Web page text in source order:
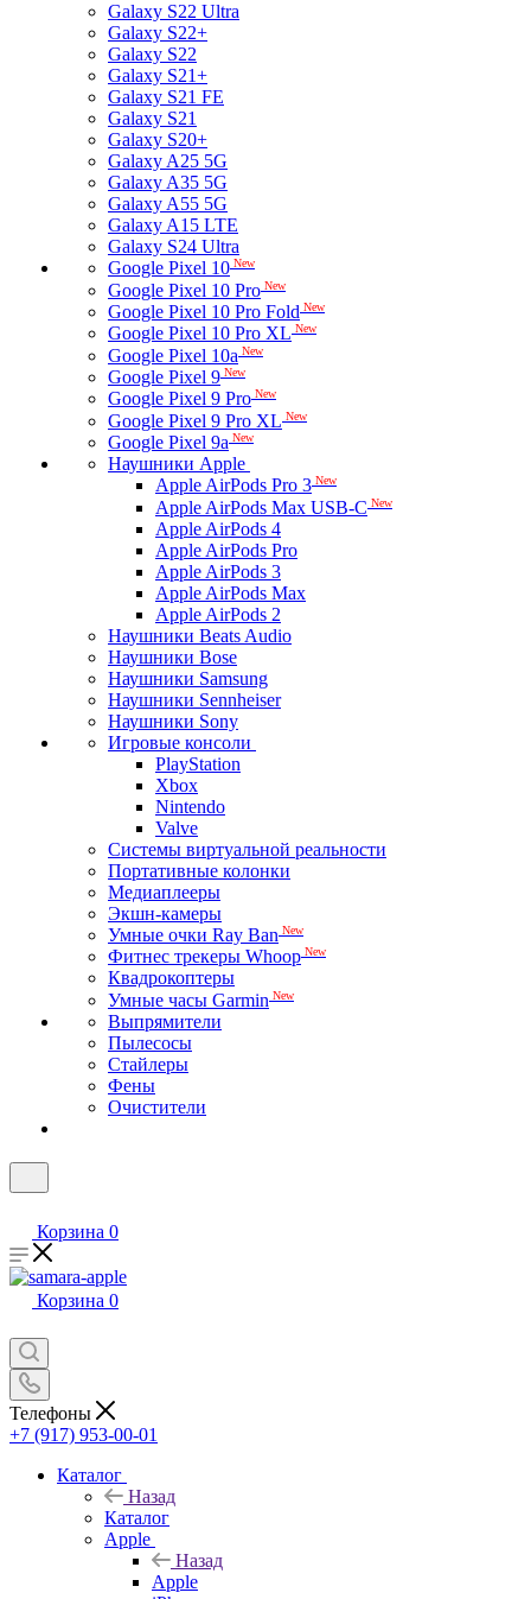
Galaxy S22 Ultra
Galaxy S22+
Galaxy S22
Galaxy S21+
Galaxy S21 FE
Galaxy S21
Galaxy S20+
Galaxy A25 5G
Galaxy A35 5G
Galaxy A55 5G
Galaxy A15 LTE
Galaxy S24 Ultra
Google Pixel 10 New
Google Pixel 10 Pro New
Google Pixel 10 Pro Fold New
Google Pixel 10 Pro XL New
Google Pixel 10a New
Google Pixel 9 New
Google Pixel 9 Pro New
Google Pixel 9 Pro XL New
Google Pixel 9a New
Наушники Apple
Apple AirPods Pro 3 New
Apple AirPods Max USB-C New
Apple AirPods 4
Apple AirPods Pro
Apple AirPods 3
Apple AirPods Max
Apple AirPods 2
Наушники Beats Audio
Наушники Bose
Наушники Samsung
Наушники Sennheiser
Наушники Sony
Игровые консоли
PlayStation
Xbox
Nintendo
Valve
Системы виртуальной реальности
Портативные колонки
Медиаплееры
Экшн-камеры
Умные очки Ray Ban New
Фитнес трекеры Whoop New
Квадрокоптеры
Умные часы Garmin New
Выпрямители
Пылесосы
Стайлеры
Фены
Очистители
Корзина 0
Корзина 0
Телефоны
+7 (917) 953-00-01
Каталог
Назад
Каталог
Apple
Назад
Apple